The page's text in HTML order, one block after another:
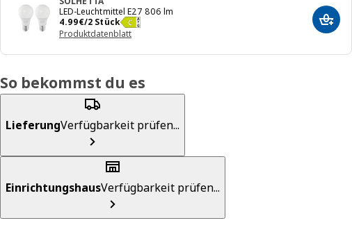
LED-Leuchtmittel E27 806 lm
4.99€/2 Stück
Preis 4.99€/2 Stück
Produktdatenblatt
In
So bekommst du es
LieferungVerfügbarkeit prüfen...
EinrichtungshausVerfügbarkeit prüfen...